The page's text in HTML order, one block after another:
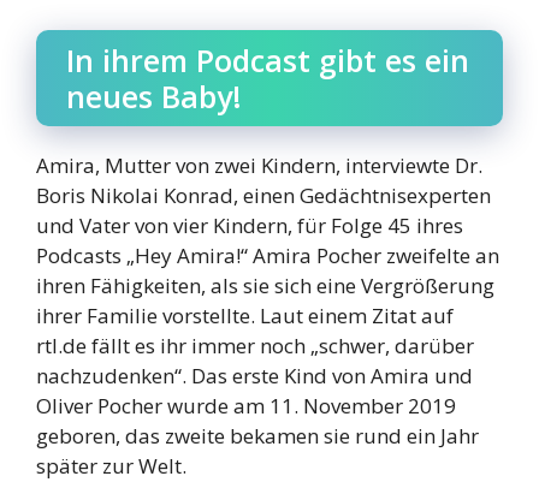
In ihrem Podcast gibt es ein
neues Baby!
Amira, Mutter von zwei Kindern, interviewte Dr.
Boris Nikolai Konrad, einen Gedächtnisexperten
und Vater von vier Kindern, für Folge 45 ihres
Podcasts „Hey Amira!“ Amira Pocher zweifelte an
ihren Fähigkeiten, als sie sich eine Vergrößerung
ihrer Familie vorstellte. Laut einem Zitat auf
rtl.de fällt es ihr immer noch „schwer, darüber
nachzudenken“. Das erste Kind von Amira und
Oliver Pocher wurde am 11. November 2019
geboren, das zweite bekamen sie rund ein Jahr
später zur Welt.